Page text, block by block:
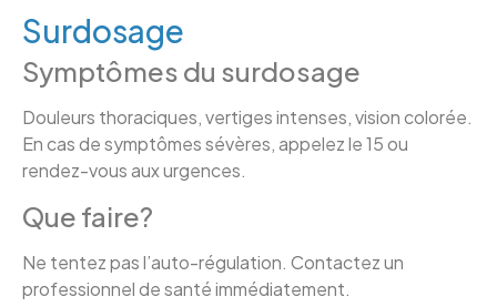
Surdosage
Symptômes du surdosage
Douleurs thoraciques, vertiges intenses, vision colorée.
En cas de symptômes sévères, appelez le 15 ou
rendez-vous aux urgences.
Que faire?
Ne tentez pas l’auto-régulation. Contactez un
professionnel de santé immédiatement.